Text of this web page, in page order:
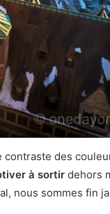
contraste des
à sortir dehors
nous sommes fin